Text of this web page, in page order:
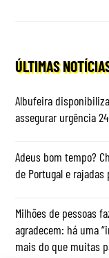
ÚLTIMAS
Albufeira
assegurar urgência
Adeus bom tempo?
de Portugal e
Milhões de pessoas
agradecem: há uma
mais do que muitas